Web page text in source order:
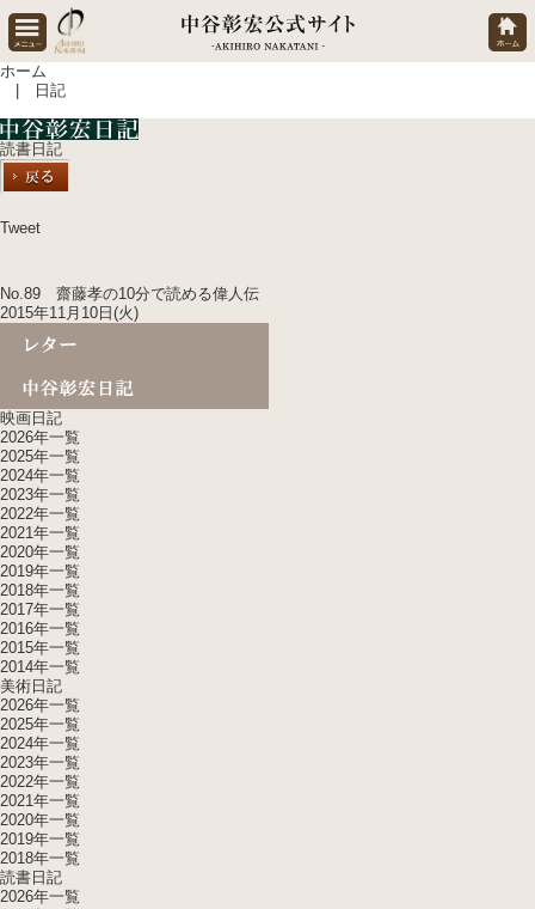
ホーム
| 日記
読書日記
Tweet
No.89 齋藤孝の10分で読める偉人伝
2015年11月10日(火)
映画日記
2026年一覧
2025年一覧
2024年一覧
2023年一覧
2022年一覧
2021年一覧
2020年一覧
2019年一覧
2018年一覧
2017年一覧
2016年一覧
2015年一覧
2014年一覧
美術日記
2026年一覧
2025年一覧
2024年一覧
2023年一覧
2022年一覧
2021年一覧
2020年一覧
2019年一覧
2018年一覧
読書日記
2026年一覧